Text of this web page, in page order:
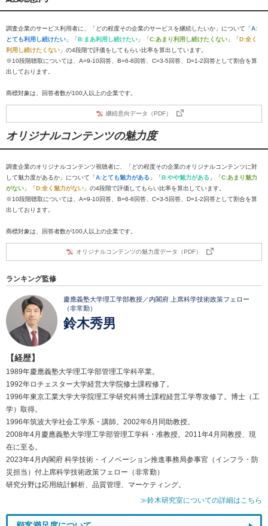
調査企業のサービス利用者に、「どの程度その企業のサービスを継続したいか」について「A:
とても利用し続けたい 」「B:まあ利用し続けたい 」「C:あまり利用し続けたくない 」「D:全く
利用し続けたくない 」の4段階で評価をしてもらい比率を算出しています。
※10段階聴取については、A=9-10回答、B=6-8回答、C=3-5回答、D=1-2回答として割合を算
出しております。
商標対象は、回答者数が100人以上の企業です。
継続意向データ（PDF）
オリジナルコンテンツの魅力度
調査企業のオリジナルコンテンツ視聴者に、「どの程度その企業のオリジナルコンテンツに対
して魅力度があるか」について「A:とても魅力がある 」「B:やや魅力がある 」「C:あまり魅力
がない 」「D:全く魅力がない 」の4段階で評価してもらい比率を算出しています。
※10段階聴取については、A=9-10回答、B=6-8回答、C=3-5回答、D=1-2回答として割合を算
出しております。
商標対象は、回答者数が100人以上の企業です。
オリジナルコンテンツの魅力度データ（PDF）
ランキング監修
慶應義塾大学理工学部教授／内閣府 上席科学技術政策フェロー
（非常勤）
鈴木秀男
【経歴】
1989年慶應義塾大学理工学部管理工学科卒業。
1992年ロチェスター大学経営大学院修士課程修了。
1996年東京工業大学大学院理工学研究科博士課程経営工学専攻修了。博士（工
学）取得。
1996年筑波大学社会工学系・講師。2002年6月同助教授。
2008年4月慶應義塾大学理工学部管理工学科・准教授。2011年4月同教授、現
在に至る。
2023年4月内閣府 科学技術・イノベーション推進事務局参事官（インフラ・防
災担当）付上席科学技術政策フェロー（非常勤）
研究分野は応用統計解析、品質管理、マーケティング。
≫鈴木研究室についての詳細はこちら